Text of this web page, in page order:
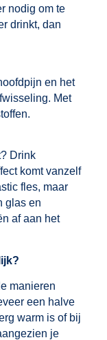
nodig om te
drinkt, dan
en het
Met
Drink
komt vanzelf
fles, maar
glas en
af aan het
manieren
een halve
warm is of bij
je